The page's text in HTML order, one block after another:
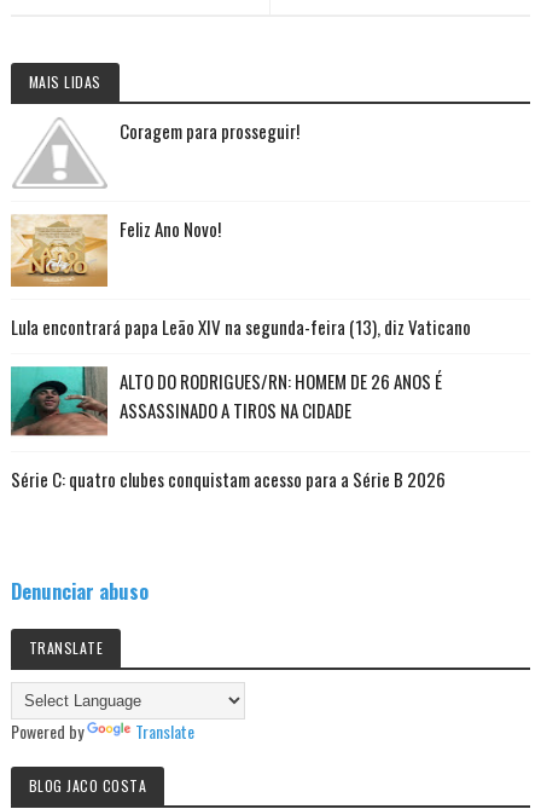
MAIS LIDAS
Coragem para prosseguir!
Feliz Ano Novo!
Lula encontrará papa Leão XIV na segunda-feira (13), diz Vaticano
ALTO DO RODRIGUES/RN: HOMEM DE 26 ANOS É
ASSASSINADO A TIROS NA CIDADE
Série C: quatro clubes conquistam acesso para a Série B 2026
Denunciar abuso
TRANSLATE
Powered by Translate
BLOG JACO COSTA